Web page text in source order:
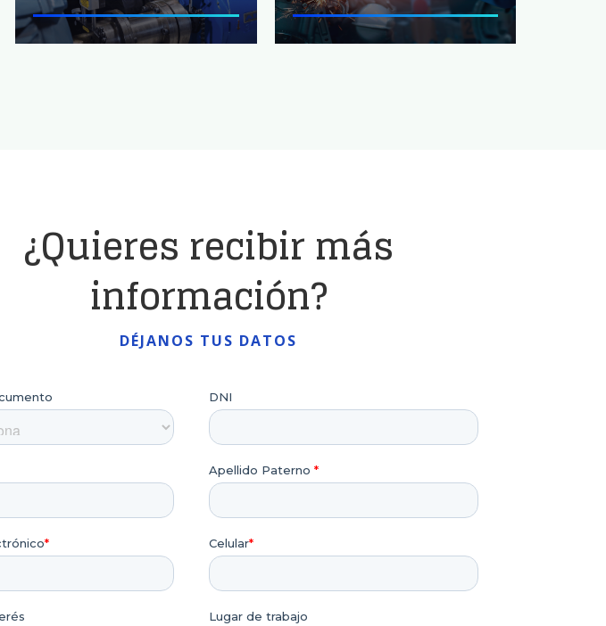
¿Quieres recibir más
información?
DÉJANOS TUS DATOS